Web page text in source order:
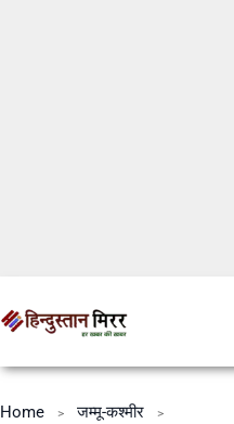
Home
जम्मू-कश्मीर